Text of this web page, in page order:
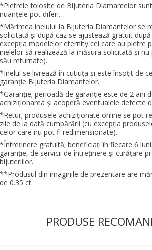
*Pietrele folosite de Bijuteria Diamantelor
nuanţele pot diferi.
*Mărimea inelului la Bijuteria Diamantelor se
solicitată şi după caz se ajustează gratuit
excepţia modelelor eternity cei care au pietre
inelelor să realizează la măsura solicitată şi
său returnate).
*Inelul se livrează în cutiuţa şi este însoţit de
garanţie Bijuteria Diamantelor.
*Garanţie; perioadă de garanţie este de 2 ani
achiziţionarea şi acoperă eventualele defecte
*Retur; produsele achiziţionate online se pot
zile de la dată cumpărării (cu excepţia
celor care nu pot fi redimensionate).
*Întreţinere gratuită; beneficiaţi în fiecare 6
garanţie, de servicii de întreţinere şi curăţare
bijuteriilor.
**Produsul din imaginile de prezentare are
de 0.35 ct.
PRODUSE